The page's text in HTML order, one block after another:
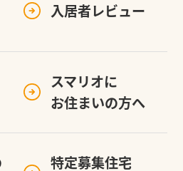
入居者レビュー
スマリオに
お住まいの方へ
特定募集住宅